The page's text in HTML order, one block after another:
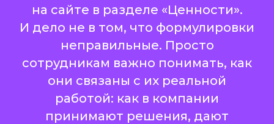
на сайте в разделе «Ценности».
И дело не в том, что формулировки
неправильные. Просто
сотрудникам важно понимать, как
они связаны с их реальной
работой: как в компании
принимают решения, дают